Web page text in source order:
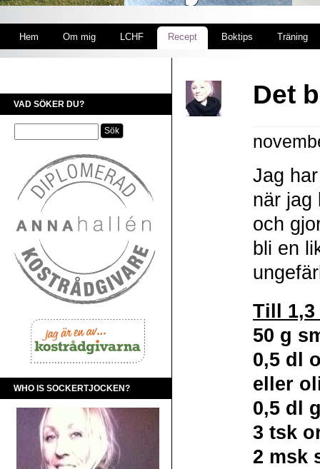
Hem Om mig LCHF Recept Boktips Träning
VAD SÖKER DU?
WHO IS SOCKERTJOCKEN?
Det
Jag
när jag
och
bli en
Till
50 g
0,5 dl
eller
0,5 dl
3 tsk
2 msk